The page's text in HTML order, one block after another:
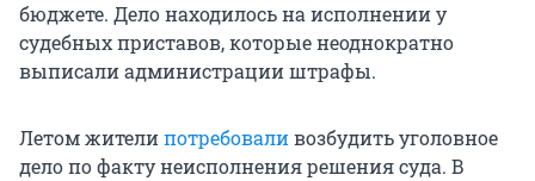
бюджете. Дело находилось на исполнении у
судебных приставов, которые неоднократно
выписали администрации штрафы.
Летом жителипотребоваливозбудить уголовное
дело по факту неисполнения решения суда. В